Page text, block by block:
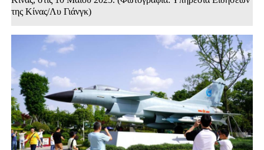
της Κίνας/Λυ Γιάνγκ)